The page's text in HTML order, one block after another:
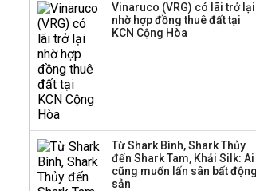
TOP 10 ngân hàng lãi
Bảng giá vàng hôm nay
9/8 vàng SJC và nhẫn
Vinaruco (VRG) có lãi trở lại
nhờ hợp đồng thuê đất tại
KCN Cộng Hòa
Từ Shark Bình, Shark Thủy
đến Shark Tam, Khải Silk: Ai
cũng muốn lấn sân bất động
sản